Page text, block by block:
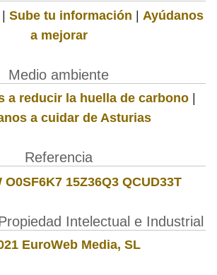
| Sube tu información | Ayúdanos
a mejorar
Medio ambiente
a reducir la huella de carbono|
a cuidar de Asturias
Referencia
O0SF6K7 15Z36Q3 QCUD33T
Intelectual e Industrial
EuroWeb Media, SL